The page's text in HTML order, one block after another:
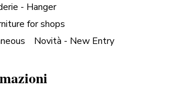
- Hanger
for shops
Novità - New Entry